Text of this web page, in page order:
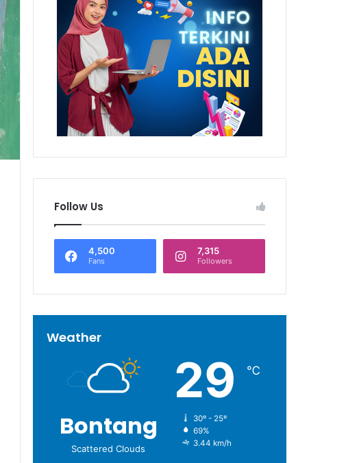
Follow Us
4,500
Fans
7,315
Followers
Weather
Bontang
Scattered Clouds
29 ℃
30º - 25º
69%
3.44 km/h